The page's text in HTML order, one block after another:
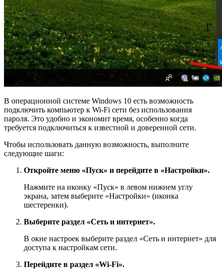
В операционной системе Windows 10 есть возможность
подключить компьютер к Wi-Fi сети без использования
пароля. Это удобно и экономит время, особенно когда
требуется подключиться к известной и доверенной сети.
Чтобы использовать данную возможность, выполните
следующие шаги:
Откройте меню «Пуск» и перейдите в «Настройки».
Нажмите на иконку «Пуск» в левом нижнем углу
экрана, затем выберите «Настройки» (иконка
шестеренки).
Выберите раздел «Сеть и интернет».
В окне настроек выберите раздел «Сеть и интернет» для
доступа к настройкам сети.
Перейдите в раздел «Wi-Fi».